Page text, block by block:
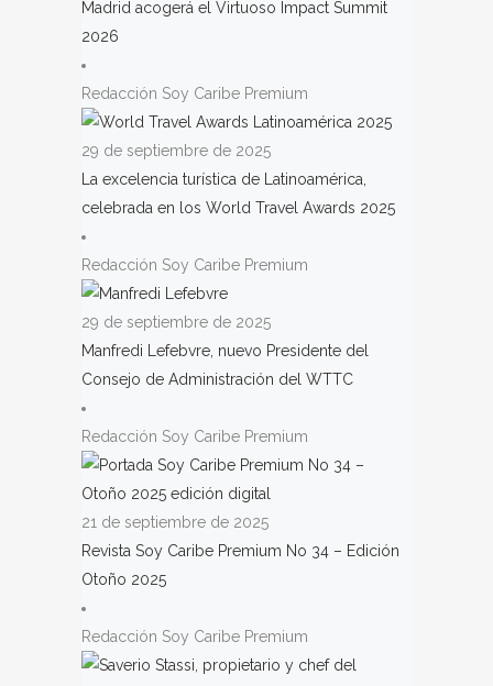
Madrid acogerá el Virtuoso Impact Summit
2026
Redacción Soy Caribe Premium
29 de septiembre de 2025
La excelencia turística de Latinoamérica,
celebrada en los World Travel Awards 2025
Redacción Soy Caribe Premium
29 de septiembre de 2025
Manfredi Lefebvre, nuevo Presidente del
Consejo de Administración del WTTC
Redacción Soy Caribe Premium
21 de septiembre de 2025
Revista Soy Caribe Premium No 34 – Edición
Otoño 2025
Redacción Soy Caribe Premium